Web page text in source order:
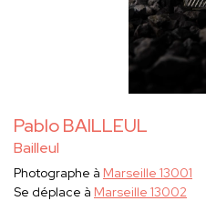
Pablo BAILLEUL
Bailleul
Photographe à Marseille 13001
Se déplace à Marseille 13002